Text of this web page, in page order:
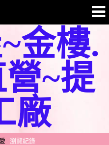
金樓.
~提
廠
瀏覽紀錄